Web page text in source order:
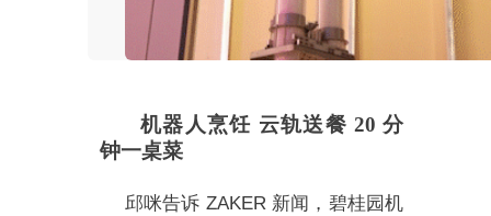
机器人烹饪 云轨送餐 20 分
钟一桌菜
邱咪告诉 ZAKER 新闻，碧桂园机